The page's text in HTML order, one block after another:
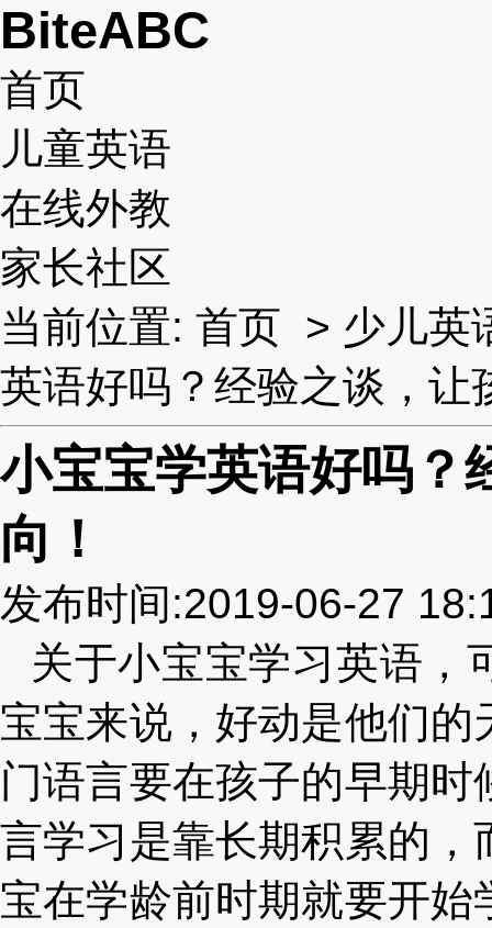
BiteABC
首页
儿童英语
在线外教
家长社区
当前位置: 首页 > 少儿英
英语好吗？经验之谈，让
小宝宝学英语好吗？
向！
发布时间:2019-06-27
关于小宝宝学习英语，
宝宝来说，好动是他们
门语言要在孩子的早期
言学习是靠长期积累的
宝在学龄前时期就要开